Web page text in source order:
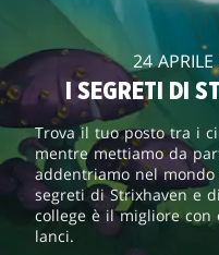
24
I SEGRETI DI
Trova il tuo posto tra i
mentre mettiamo da
addentriamo nel mondo
segreti di Strixhaven e
college è il migliore con
lanci.